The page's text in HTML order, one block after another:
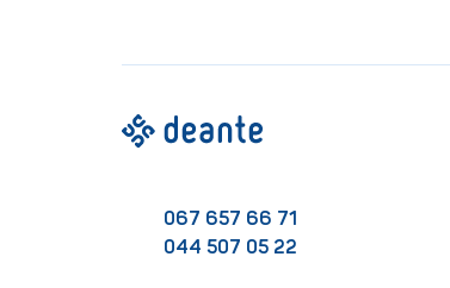
067 657 66 71
044 507 05 22